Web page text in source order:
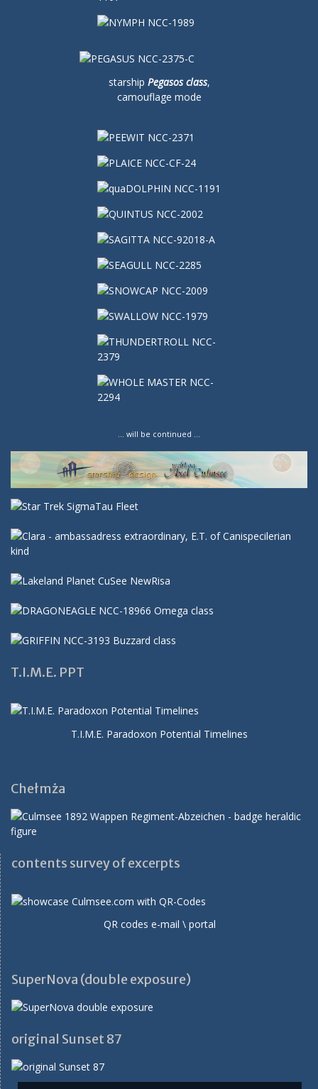
starship Pegasos class,
camouflage mode
… will be continued …
T.I.M.E. PPT
T.I.M.E. Paradoxon Potential Timelines
Chełmża
contents survey of excerpts
QR codes e-mail \ portal
SuperNova (double exposure)
original Sunset 87